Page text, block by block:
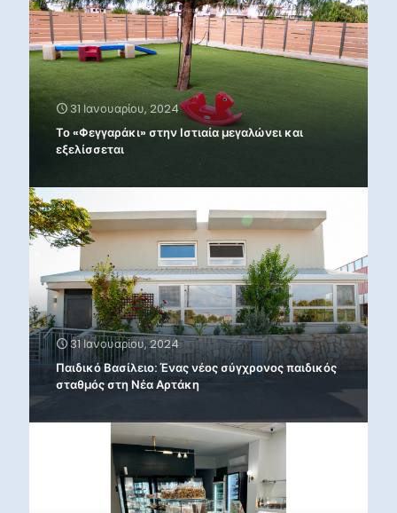
31 Ιανουαρίου, 2024
Το «Φεγγαράκι» στην Ιστιαία μεγαλώνει και
εξελίσσεται
31 Ιανουαρίου, 2024
Παιδικό Βασίλειο: Ένας νέος σύγχρονος παιδικός
σταθμός στη Νέα Αρτάκη